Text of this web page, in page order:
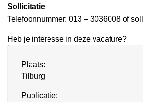
Sollicitatie
Telefoonnummer: 013 – 3036008 of
Heb je interesse in deze vacature?
Plaats:
Tilburg
Publicatie: